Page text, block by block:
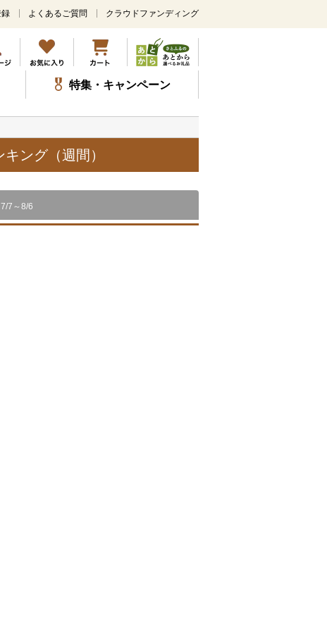
メ
ン
コ
ン
テ
ツ
ッ
プ
よくあるご質問 クラウドファンディング
特集・キャンペーン
ング（週間）
7/7～8/6